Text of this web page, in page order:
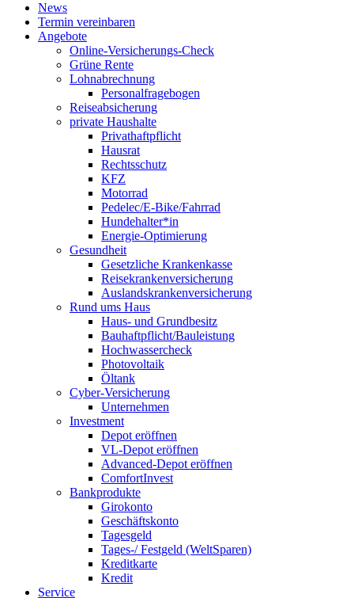
News
Termin vereinbaren
Angebote
Online-Versicherungs-Check
Grüne Rente
Lohnabrechnung
Personalfragebogen
Reiseabsicherung
private Haushalte
Privathaftpflicht
Hausrat
Rechtsschutz
KFZ
Motorrad
Pedelec/E-Bike/Fahrrad
Hundehalter*in
Energie-Optimierung
Gesundheit
Gesetzliche Krankenkasse
Reisekrankenversicherung
Auslandskrankenversicherung
Rund ums Haus
Haus- und Grundbesitz
Bauhaftpflicht/Bauleistung
Hochwassercheck
Photovoltaik
Öltank
Cyber-Versicherung
Unternehmen
Investment
Depot eröffnen
VL-Depot eröffnen
Advanced-Depot eröffnen
ComfortInvest
Bankprodukte
Girokonto
Geschäftskonto
Tagesgeld
Tages-/ Festgeld (WeltSparen)
Kreditkarte
Kredit
Service